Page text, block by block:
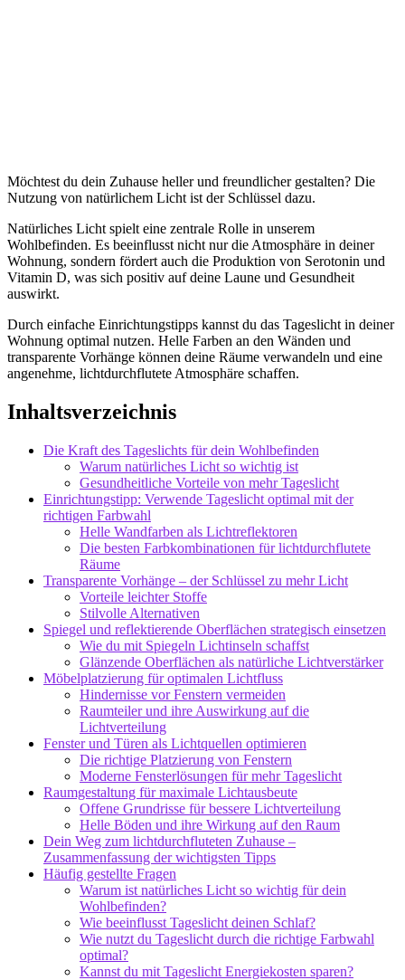
Möchtest du dein Zuhause heller und freundlicher gestalten? Die
Nutzung von natürlichem Licht ist der Schlüssel dazu.
Natürliches Licht spielt eine zentrale Rolle in unserem
Wohlbefinden. Es beeinflusst nicht nur die Atmosphäre in deiner
Wohnung, sondern fördert auch die Produktion von Serotonin und
Vitamin D, was sich positiv auf deine Laune und Gesundheit
auswirkt.
Durch einfache Einrichtungstipps kannst du das Tageslicht in deiner
Wohnung optimal nutzen. Helle Farben an den Wänden und
transparente Vorhänge können deine Räume verwandeln und eine
angenehme, lichtdurchflutete Atmosphäre schaffen.
Inhaltsverzeichnis
Die Kraft des Tageslichts für dein Wohlbefinden
Warum natürliches Licht so wichtig ist
Gesundheitliche Vorteile von mehr Tageslicht
Einrichtungstipp: Verwende Tageslicht optimal mit der
richtigen Farbwahl
Helle Wandfarben als Lichtreflektoren
Die besten Farbkombinationen für lichtdurchflutete
Räume
Transparente Vorhänge – der Schlüssel zu mehr Licht
Vorteile leichter Stoffe
Stilvolle Alternativen
Spiegel und reflektierende Oberflächen strategisch einsetzen
Wie du mit Spiegeln Lichtinseln schaffst
Glänzende Oberflächen als natürliche Lichtverstärker
Möbelplatzierung für optimalen Lichtfluss
Hindernisse vor Fenstern vermeiden
Raumteiler und ihre Auswirkung auf die
Lichtverteilung
Fenster und Türen als Lichtquellen optimieren
Die richtige Platzierung von Fenstern
Moderne Fensterlösungen für mehr Tageslicht
Raumgestaltung für maximale Lichtausbeute
Offene Grundrisse für bessere Lichtverteilung
Helle Böden und ihre Wirkung auf den Raum
Dein Weg zum lichtdurchfluteten Zuhause –
Zusammenfassung der wichtigsten Tipps
Häufig gestellte Fragen
Warum ist natürliches Licht so wichtig für dein
Wohlbefinden?
Wie beeinflusst Tageslicht deinen Schlaf?
Wie nutzt du Tageslicht durch die richtige Farbwahl
optimal?
Kannst du mit Tageslicht Energiekosten sparen?